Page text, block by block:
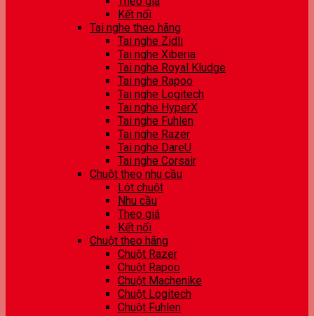
Kết nối
Tai nghe theo hãng
Tai nghe Zidli
Tai nghe Xiberia
Tai nghe Royal Kludge
Tai nghe Rapoo
Tai nghe Logitech
Tai nghe HyperX
Tai nghe Fuhlen
Tai nghe Razer
Tai nghe DareU
Tai nghe Corsair
Chuột theo nhu cầu
Lót chuột
Nhu cầu
Theo giá
Kết nối
Chuột theo hãng
Chuột Razer
Chuột Rapoo
Chuột Machenike
Chuột Logitech
Chuột Fuhlen